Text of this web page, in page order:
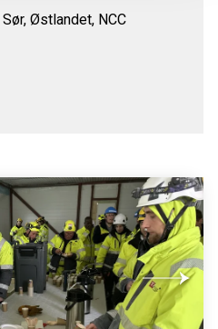
Østlandet, NCC